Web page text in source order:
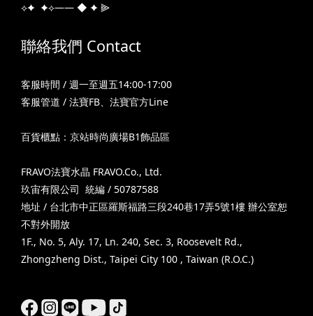
⟡✦ ✦⟡—— ◆ ✦ ⫸
聯絡我們 Contact
客服時間 / 週一至週五14:00-17:00
客服管道 / 法寶FB、 法寶官方Line
百貨櫃點：京站時尚廣場B1飾品區
FRAVO法寶水晶 FRAVO.Co., Ltd.
玖宙有限公司 統編 / 50787588
地址 / 台北市中正區羅斯福路三段240巷17弄5號1樓 辦公室恕
不對外開放
1F., No. 5, Aly. 17, Ln. 240, Sec. 3, Roosevelt Rd.,
Zhongzheng Dist., Taipei City 100 , Taiwan (R.O.C.)